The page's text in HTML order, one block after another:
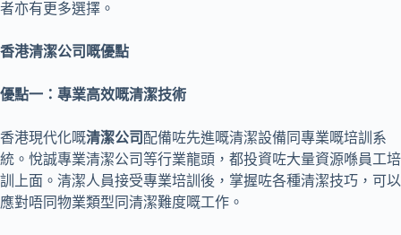
者亦有更多選擇。
香港清潔公司嘅優點
優點一：專業高效嘅清潔技術
香港現代化嘅清潔公司 配備咗先進嘅清潔設備同專業嘅培訓系
統。悅誠專業清潔公司等行業龍頭，都投資咗大量資源喺員工培
訓上面。清潔人員接受專業培訓後，掌握咗各種清潔技巧，可以
應對唔同物業類型同清潔難度嘅工作。